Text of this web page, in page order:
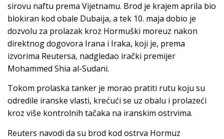
sirovu naftu prema Vijetnamu. Brod je krajem aprila bio
blokiran kod obale Dubaija, a tek 10. maja dobio je
dozvolu za prolazak kroz Hormuški moreuz nakon
direktnog dogovora Irana i Iraka, koji je, prema
izvorima Reutersa, nadgledao irački premijer
Mohammed Shia al-Sudani.
Tokom prolaska tanker je morao pratiti rutu koju su
odredile iranske vlasti, krećući se uz obalu i prolazeći
kroz više kontrolnih tačaka na iranskim ostrvima.
Reuters navodi da su brod kod ostrva Hormuz